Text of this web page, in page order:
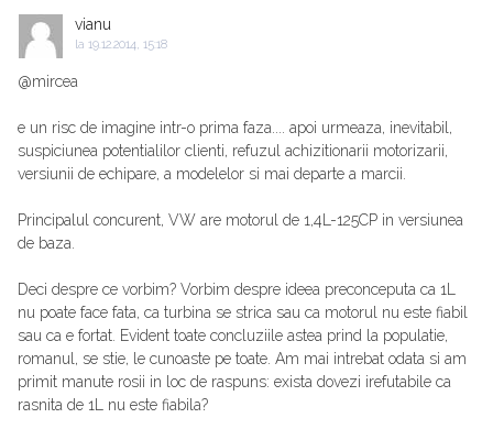
vianu
la 19.12.2014, 15:18
@mircea
e un risc de imagine intr-o prima faza.... apoi urmeaza, inevitabil,
suspiciunea potentialilor clienti, refuzul achizitionarii motorizarii,
versiunii de echipare, a modelelor si mai departe a marcii.
Principalul concurent, VW are motorul de 1,4L-125CP in versiunea
de baza.
Deci despre ce vorbim? Vorbim despre ideea preconceputa ca 1L
nu poate face fata, ca turbina se strica sau ca motorul nu este fiabil
sau ca e fortat. Evident toate concluziile astea prind la populatie,
romanul, se stie, le cunoaste pe toate. Am mai intrebat odata si am
primit manute rosii in loc de raspuns: exista dovezi irefutabile ca
rasnita de 1L nu este fiabila?